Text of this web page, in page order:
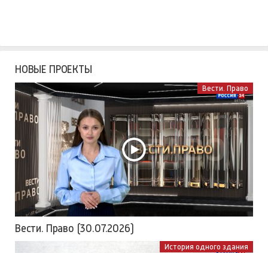
НОВЫЕ ПРОЕКТЫ
Вести. Право
Вести. Право (30.07.2026)
История одного здания